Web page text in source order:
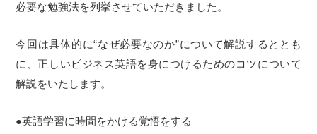
必要な勉強法を列挙させていただきました。
今回は具体的に“なぜ必要なのか”について解説するととも
に、正しいビジネス英語を身につけるためのコツについて
解説をいたします。
●英語学習に時間をかける覚悟をする